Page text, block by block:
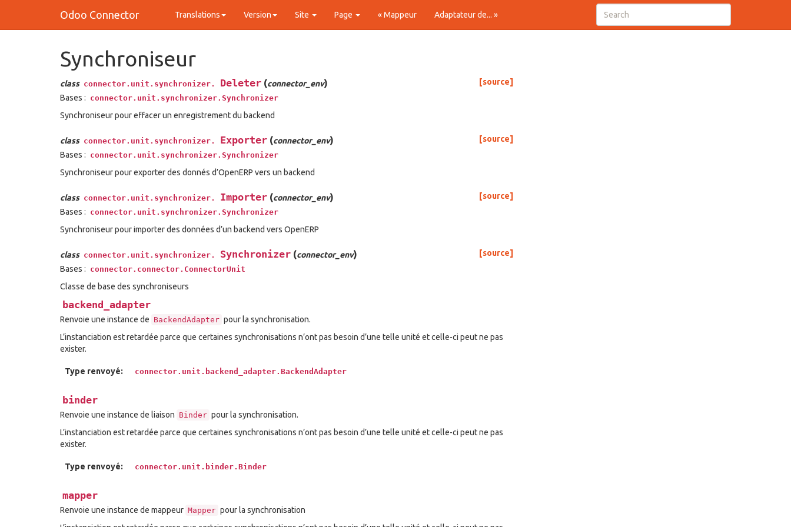
Odoo Connector Translations Version Site Page « Mappeur Adaptateur de... »
Synchroniseur
class connector.unit.synchronizer. Deleter (connector_env)
[source]
Bases : connector.unit.synchronizer.Synchronizer
Synchroniseur pour effacer un enregistrement du backend
class connector.unit.synchronizer. Exporter (connector_env)
[source]
Bases : connector.unit.synchronizer.Synchronizer
Synchroniseur pour exporter des donnés d’OpenERP vers un backend
class connector.unit.synchronizer. Importer (connector_env)
[source]
Bases : connector.unit.synchronizer.Synchronizer
Synchroniseur pour importer des données d’un backend vers OpenERP
class connector.unit.synchronizer. Synchronizer (connector_env)
[source]
Bases : connector.connector.ConnectorUnit
Classe de base des synchroniseurs
backend_adapter
Renvoie une instance de BackendAdapter pour la synchronisation.
L’instanciation est retardée parce que certaines synchronisations n’ont pas besoin d’une telle unité et celle-ci peut ne pas
exister.
Type renvoyé: connector.unit.backend_adapter.BackendAdapter
binder
Renvoie une instance de liaison Binder pour la synchronisation.
L’instanciation est retardée parce que certaines synchronisations n’ont pas besoin d’une telle unité et celle-ci peut ne pas
exister.
Type renvoyé: connector.unit.binder.Binder
mapper
Renvoie une instance de mappeur Mapper pour la synchronisation